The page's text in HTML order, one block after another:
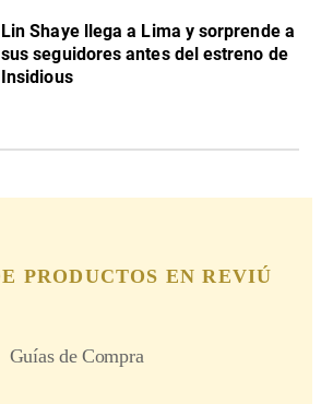
Lin Shaye llega a Lima y sorprende a
sus seguidores antes del estreno de
Insidious